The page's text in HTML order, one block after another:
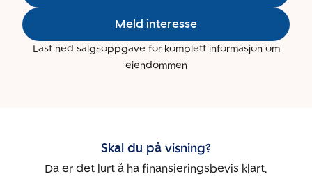
Meld interesse
Last ned salgsoppgave for komplett informasjon om
eiendommen
Skal du på visning?
Da er det lurt å ha finansieringsbevis klart.